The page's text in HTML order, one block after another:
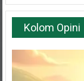
Kolom Opini